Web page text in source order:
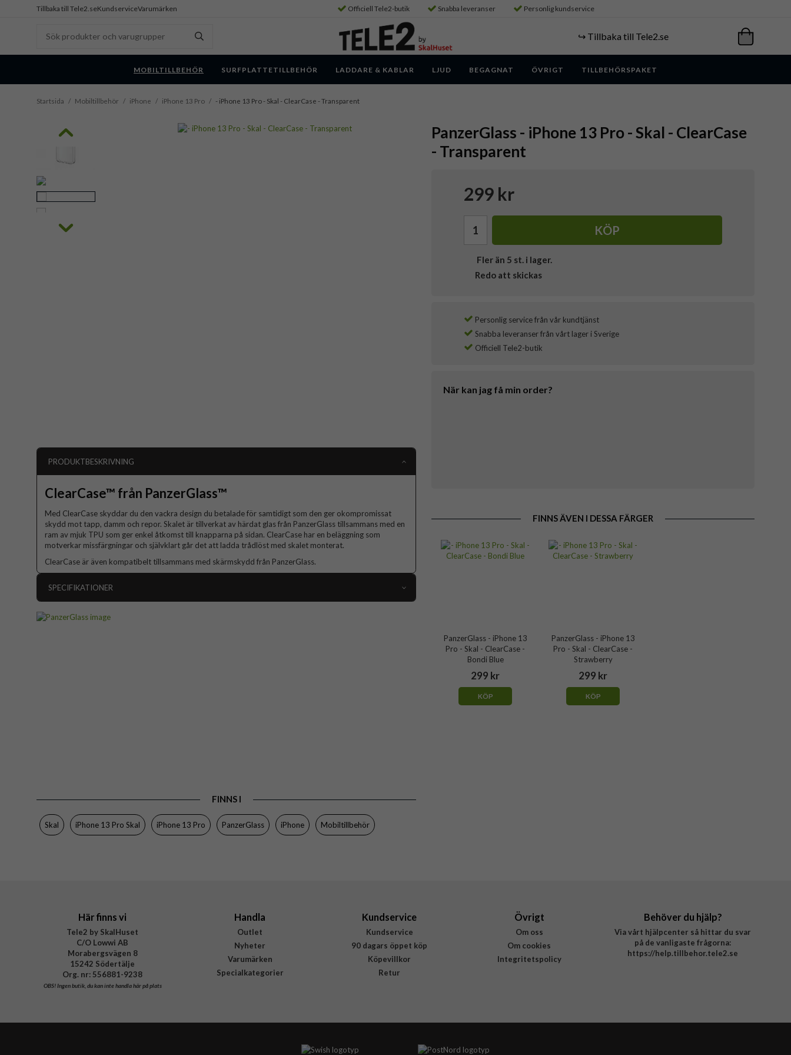
Tillbaka till Tele2.seKundserviceVarumärken Officiell Tele2-butik Snabba leveranser Personlig kundservice
↪️ Tillbaka till Tele2.se
MOBILTILLBEHÖR SURFPLATTETILLBEHÖR LADDARE & KABLAR LJUD BEGAGNAT ÖVRIGT TILLBEHÖRSPAKET
Startsida / Mobiltillbehör / iPhone / iPhone 13 Pro / - iPhone 13 Pro - Skal - ClearCase - Transparent
PanzerGlass - iPhone 13 Pro - Skal - ClearCase
- Transparent
299 kr
KÖP
Fler än 5 st. i lager.
Redo att skickas
Personlig service från vår kundtjänst
Snabba leveranser från vårt lager i Sverige
Officiell Tele2-butik
När kan jag få min order?
FINNS ÄVEN I DESSA FÄRGER
PanzerGlass - iPhone 13
Pro - Skal - ClearCase -
Bondi Blue
299 kr
KÖP
PanzerGlass - iPhone 13
Pro - Skal - ClearCase -
Strawberry
299 kr
KÖP
PRODUKTBESKRIVNING
ClearCase™ från PanzerGlass™
Med ClearCase skyddar du den vackra design du betalade för samtidigt som den ger okompromissat
skydd mot tapp, damm och repor. Skalet är tillverkat av härdat glas från PanzerGlass tillsammans med en
ram av mjuk TPU som ger enkel åtkomst till knapparna på sidan. ClearCase har en beläggning som
motverkar missfärgningar och självklart går det att ladda trådlöst med skalet monterat.
ClearCase är även kompatibelt tillsammans med skärmskydd från PanzerGlass.
SPECIFIKATIONER
FINNS I
Skal iPhone 13 Pro Skal iPhone 13 Pro PanzerGlass iPhone Mobiltillbehör
Här finns vi
Tele2 by SkalHuset
C/O Lowwi AB
Morabergsvägen 8
15242 Södertälje
Org. nr: 556881-9238
OBS!Ingen butik, du kan inte handla här på plats
Handla
Outlet
Nyheter
Varumärken
Specialkategorier
Kundservice
Kundservice
90 dagars öppet köp
Köpevillkor
Retur
Övrigt
Om oss
Om cookies
Integritetspolicy
Behöver du hjälp?
Via vårt hjälpcenter så hittar du svar
på de vanligaste frågorna:
https://help.tillbehor.tele2.se